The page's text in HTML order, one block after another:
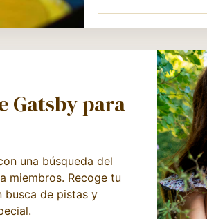
Gatsby para
una búsqueda del
miembros. Recoge tu
busca de pistas y